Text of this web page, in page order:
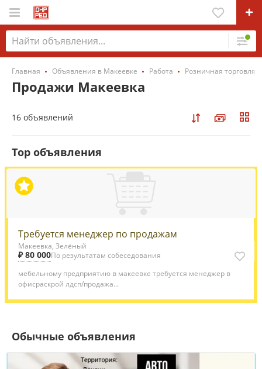
Главная Объявления в Макеевке Работа Розничная торговля
Продажи Макеевка
16 объявлений
Top объявления
Требуется менеджер по продажам
Макеевка, Зелёный
₽ 80 000По результатам собеседования
мебельному предприятию в макеевке требуется менеджер в
офисраскрой лдсп/продажа...
Обычные объявления